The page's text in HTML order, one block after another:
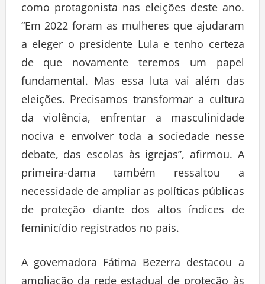
como protagonista nas eleições deste ano.
“Em 2022 foram as mulheres que ajudaram
a eleger o presidente Lula e tenho certeza
de que novamente teremos um papel
fundamental. Mas essa luta vai além das
eleições. Precisamos transformar a cultura
da violência, enfrentar a masculinidade
nociva e envolver toda a sociedade nesse
debate, das escolas às igrejas”, afirmou. A
primeira-dama também ressaltou a
necessidade de ampliar as políticas públicas
de proteção diante dos altos índices de
feminicídio registrados no país.
A governadora Fátima Bezerra destacou a